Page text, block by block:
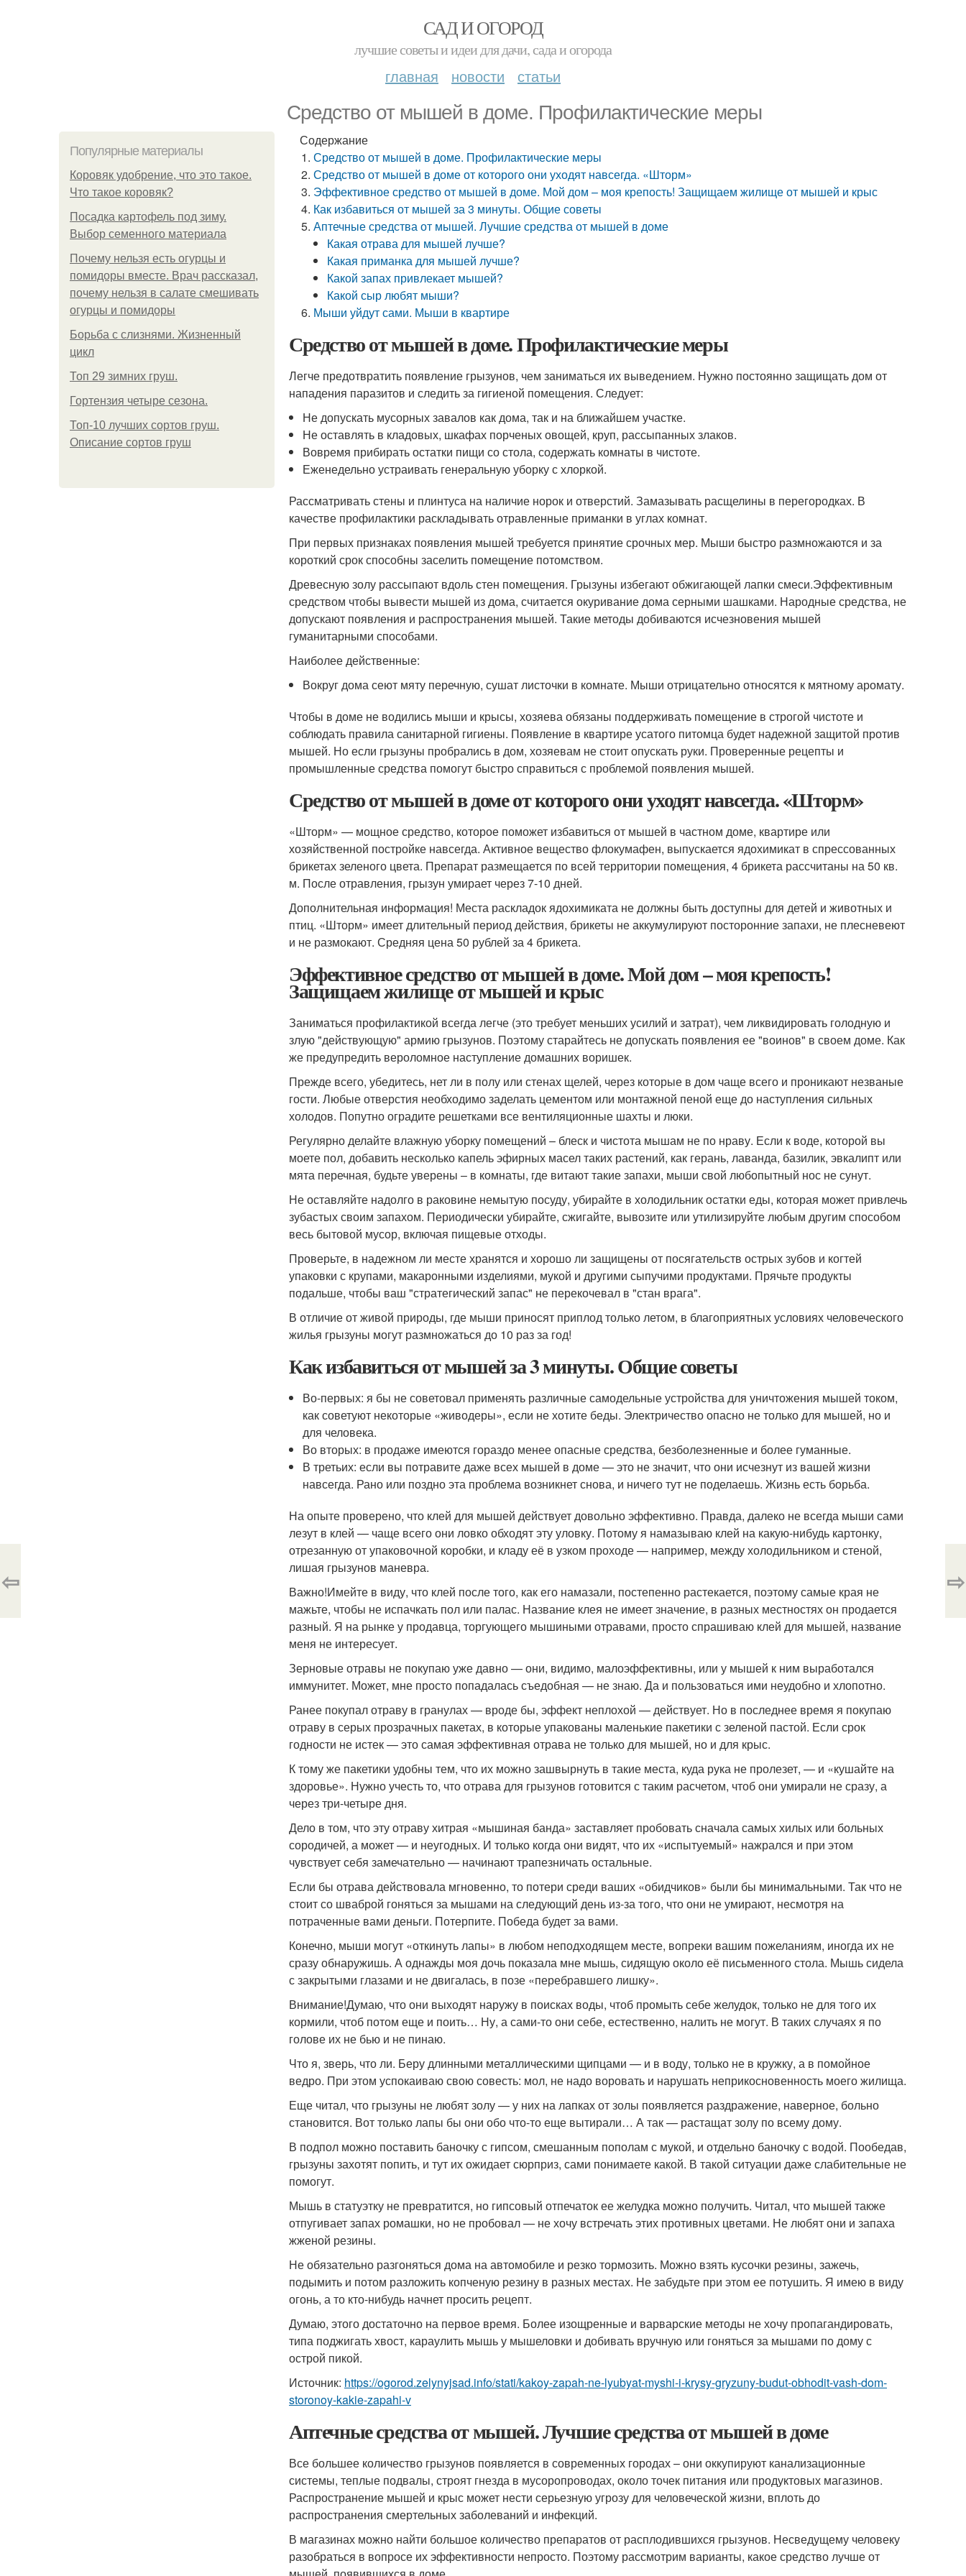
САД И ОГОРОД
лучшие советы и идеи для дачи, сада и огорода
главная новости статьи
Средство от мышей в доме. Профилактические меры
Популярные материалы
Коровяк удобрение, что это такое.
Что такое коровяк?
Посадка картофель под зиму.
Выбор семенного материала
Почему нельзя есть огурцы и
помидоры вместе. Врач рассказал,
почему нельзя в салате смешивать
огурцы и помидоры
Борьба с слизнями. Жизненный
цикл
Топ 29 зимних груш.
Гортензия четыре сезона.
Топ-10 лучших сортов груш.
Описание сортов груш
Содержание
Средство от мышей в доме. Профилактические меры
Средство от мышей в доме от которого они уходят навсегда. «Шторм»
Эффективное средство от мышей в доме. Мой дом – моя крепость! Защищаем жилище от мышей и крыс
Как избавиться от мышей за 3 минуты. Общие советы
Аптечные средства от мышей. Лучшие средства от мышей в доме
Какая отрава для мышей лучше?
Какая приманка для мышей лучше?
Какой запах привлекает мышей?
Какой сыр любят мыши?
Мыши уйдут сами. Мыши в квартире
Средство от мышей в доме. Профилактические меры
Легче предотвратить появление грызунов, чем заниматься их выведением. Нужно постоянно защищать дом от
нападения паразитов и следить за гигиеной помещения. Следует:
Не допускать мусорных завалов как дома, так и на ближайшем участке.
Не оставлять в кладовых, шкафах порченых овощей, круп, рассыпанных злаков.
Вовремя прибирать остатки пищи со стола, содержать комнаты в чистоте.
Еженедельно устраивать генеральную уборку с хлоркой.
Рассматривать стены и плинтуса на наличие норок и отверстий. Замазывать расщелины в перегородках. В
качестве профилактики раскладывать отравленные приманки в углах комнат.
При первых признаках появления мышей требуется принятие срочных мер. Мыши быстро размножаются и за
короткий срок способны заселить помещение потомством.
Древесную золу рассыпают вдоль стен помещения. Грызуны избегают обжигающей лапки смеси.Эффективным
средством чтобы вывести мышей из дома, считается окуривание дома серными шашками. Народные средства, не
допускают появления и распространения мышей. Такие методы добиваются исчезновения мышей
гуманитарными способами.
Наиболее действенные:
Вокруг дома сеют мяту перечную, сушат листочки в комнате. Мыши отрицательно относятся к мятному аромату.
Чтобы в доме не водились мыши и крысы, хозяева обязаны поддерживать помещение в строгой чистоте и
соблюдать правила санитарной гигиены. Появление в квартире усатого питомца будет надежной защитой против
мышей. Но если грызуны пробрались в дом, хозяевам не стоит опускать руки. Проверенные рецепты и
промышленные средства помогут быстро справиться с проблемой появления мышей.
Средство от мышей в доме от которого они уходят навсегда. «Шторм»
«Шторм» — мощное средство, которое поможет избавиться от мышей в частном доме, квартире или
хозяйственной постройке навсегда. Активное вещество флокумафен, выпускается ядохимикат в спрессованных
брикетах зеленого цвета. Препарат размещается по всей территории помещения, 4 брикета рассчитаны на 50 кв.
м. После отравления, грызун умирает через 7-10 дней.
Дополнительная информация! Места раскладок ядохимиката не должны быть доступны для детей и животных и
птиц. «Шторм» имеет длительный период действия, брикеты не аккумулируют посторонние запахи, не плесневеют
и не размокают. Средняя цена 50 рублей за 4 брикета.
Эффективное средство от мышей в доме. Мой дом – моя крепость!
Защищаем жилище от мышей и крыс
Заниматься профилактикой всегда легче (это требует меньших усилий и затрат), чем ликвидировать голодную и
злую "действующую" армию грызунов. Поэтому старайтесь не допускать появления ее "воинов" в своем доме. Как
же предупредить вероломное наступление домашних воришек.
Прежде всего, убедитесь, нет ли в полу или стенах щелей, через которые в дом чаще всего и проникают незваные
гости. Любые отверстия необходимо заделать цементом или монтажной пеной еще до наступления сильных
холодов. Попутно оградите решетками все вентиляционные шахты и люки.
Регулярно делайте влажную уборку помещений – блеск и чистота мышам не по нраву. Если к воде, которой вы
моете пол, добавить несколько капель эфирных масел таких растений, как герань, лаванда, базилик, эвкалипт или
мята перечная, будьте уверены – в комнаты, где витают такие запахи, мыши свой любопытный нос не сунут.
Не оставляйте надолго в раковине немытую посуду, убирайте в холодильник остатки еды, которая может привлечь
зубастых своим запахом. Периодически убирайте, сжигайте, вывозите или утилизируйте любым другим способом
весь бытовой мусор, включая пищевые отходы.
Проверьте, в надежном ли месте хранятся и хорошо ли защищены от посягательств острых зубов и когтей
упаковки с крупами, макаронными изделиями, мукой и другими сыпучими продуктами. Прячьте продукты
подальше, чтобы ваш "стратегический запас" не перекочевал в "стан врага".
В отличие от живой природы, где мыши приносят приплод только летом, в благоприятных условиях человеческого
жилья грызуны могут размножаться до 10 раз за год!
Как избавиться от мышей за 3 минуты. Общие советы
Во-первых: я бы не советовал применять различные самодельные устройства для уничтожения мышей током,
как советуют некоторые «живодеры», если не хотите беды. Электричество опасно не только для мышей, но и
для человека.
Во вторых: в продаже имеются гораздо менее опасные средства, безболезненные и более гуманные.
В третьих: если вы потравите даже всех мышей в доме — это не значит, что они исчезнут из вашей жизни
навсегда. Рано или поздно эта проблема возникнет снова, и ничего тут не поделаешь. Жизнь есть борьба.
На опыте проверено, что клей для мышей действует довольно эффективно. Правда, далеко не всегда мыши сами
лезут в клей — чаще всего они ловко обходят эту уловку. Потому я намазываю клей на какую-нибудь картонку,
отрезанную от упаковочной коробки, и кладу её в узком проходе — например, между холодильником и стеной,
лишая грызунов маневра.
Важно!Имейте в виду, что клей после того, как его намазали, постепенно растекается, поэтому самые края не
мажьте, чтобы не испачкать пол или палас. Название клея не имеет значение, в разных местностях он продается
разный. Я на рынке у продавца, торгующего мышиными отравами, просто спрашиваю клей для мышей, название
меня не интересует.
Зерновые отравы не покупаю уже давно — они, видимо, малоэффективны, или у мышей к ним выработался
иммунитет. Может, мне просто попадалась съедобная — не знаю. Да и пользоваться ими неудобно и хлопотно.
Ранее покупал отраву в гранулах — вроде бы, эффект неплохой — действует. Но в последнее время я покупаю
отраву в серых прозрачных пакетах, в которые упакованы маленькие пакетики с зеленой пастой. Если срок
годности не истек — это самая эффективная отрава не только для мышей, но и для крыс.
К тому же пакетики удобны тем, что их можно зашвырнуть в такие места, куда рука не пролезет, — и «кушайте на
здоровье». Нужно учесть то, что отрава для грызунов готовится с таким расчетом, чтоб они умирали не сразу, а
через три-четыре дня.
Дело в том, что эту отраву хитрая «мышиная банда» заставляет пробовать сначала самых хилых или больных
сородичей, а может — и неугодных. И только когда они видят, что их «испытуемый» нажрался и при этом
чувствует себя замечательно — начинают трапезничать остальные.
Если бы отрава действовала мгновенно, то потери среди ваших «обидчиков» были бы минимальными. Так что не
стоит со шваброй гоняться за мышами на следующий день из-за того, что они не умирают, несмотря на
потраченные вами деньги. Потерпите. Победа будет за вами.
Конечно, мыши могут «откинуть лапы» в любом неподходящем месте, вопреки вашим пожеланиям, иногда их не
сразу обнаружишь. А однажды моя дочь показала мне мышь, сидящую около её письменного стола. Мышь сидела
с закрытыми глазами и не двигалась, в позе «перебравшего лишку».
Внимание!Думаю, что они выходят наружу в поисках воды, чтоб промыть себе желудок, только не для того их
кормили, чтоб потом еще и поить… Ну, а сами-то они себе, естественно, налить не могут. В таких случаях я по
голове их не бью и не пинаю.
Что я, зверь, что ли. Беру длинными металлическими щипцами — и в воду, только не в кружку, а в помойное
ведро. При этом успокаиваю свою совесть: мол, не надо воровать и нарушать неприкосновенность моего жилища.
Еще читал, что грызуны не любят золу — у них на лапках от золы появляется раздражение, наверное, больно
становится. Вот только лапы бы они обо что-то еще вытирали… А так — растащат золу по всему дому.
В подпол можно поставить баночку с гипсом, смешанным пополам с мукой, и отдельно баночку с водой. Пообедав,
грызуны захотят попить, и тут их ожидает сюрприз, сами понимаете какой. В такой ситуации даже слабительные не
помогут.
Мышь в статуэтку не превратится, но гипсовый отпечаток ее желудка можно получить. Читал, что мышей также
отпугивает запах ромашки, но не пробовал — не хочу встречать этих противных цветами. Не любят они и запаха
жженой резины.
Не обязательно разгоняться дома на автомобиле и резко тормозить. Можно взять кусочки резины, зажечь,
подымить и потом разложить копченую резину в разных местах. Не забудьте при этом ее потушить. Я имею в виду
огонь, а то кто-нибудь начнет просить рецепт.
Думаю, этого достаточно на первое время. Более изощренные и варварские методы не хочу пропагандировать,
типа поджигать хвост, караулить мышь у мышеловки и добивать вручную или гоняться за мышами по дому с
острой пикой.
Источник: https://ogorod.zelynyjsad.info/stati/kakoy-zapah-ne-lyubyat-myshi-i-krysy-gryzuny-budut-obhodit-vash-dom-
storonoy-kakie-zapahi-v
Аптечные средства от мышей. Лучшие средства от мышей в доме
Все большее количество грызунов появляется в современных городах – они оккупируют канализационные
системы, теплые подвалы, строят гнезда в мусоропроводах, около точек питания или продуктовых магазинов.
Распространение мышей и крыс может нести серьезную угрозу для человеческой жизни, вплоть до
распространения смертельных заболеваний и инфекций.
В магазинах можно найти большое количество препаратов от расплодившихся грызунов. Несведущему человеку
разобраться в вопросе их эффективности непросто. Поэтому рассмотрим варианты, какое средство лучше от
⇦ ⇨